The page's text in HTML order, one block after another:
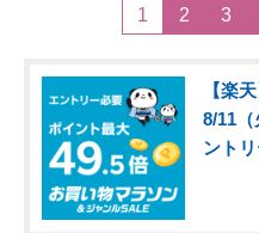
1 2 3
【楽
8/11
ントリ